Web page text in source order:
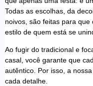
Todas as escolhas, da
noivos, são feitas para
estilo de quem está se
Ao fugir do tradicional e
casal, você garante que
autêntico. Por isso, a
cada detalhe.